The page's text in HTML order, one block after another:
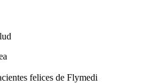
felices de Flymedi